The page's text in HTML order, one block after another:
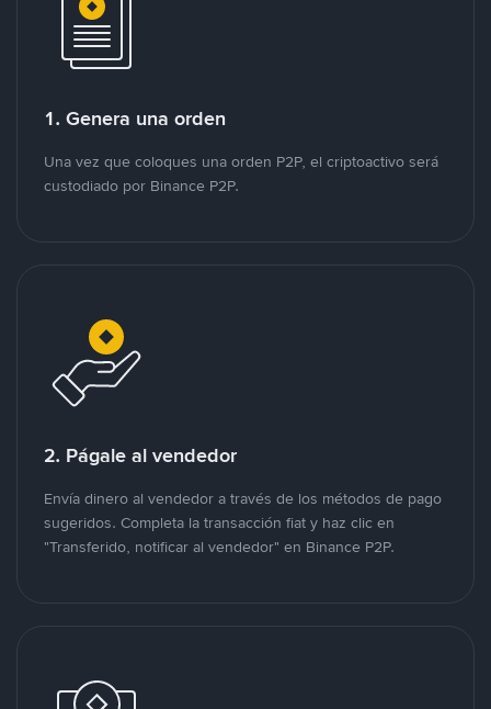
1. Genera una orden
Una vez que coloques una orden P2P, el criptoactivo será
custodiado por Binance P2P.
2. Págale al vendedor
Envía dinero al vendedor a través de los métodos de pago
sugeridos. Completa la transacción fiat y haz clic en
"Transferido, notificar al vendedor" en Binance P2P.